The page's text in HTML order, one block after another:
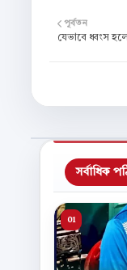
পূর্বতন
যেভাবে ধ্বংস
সর্বাধিক